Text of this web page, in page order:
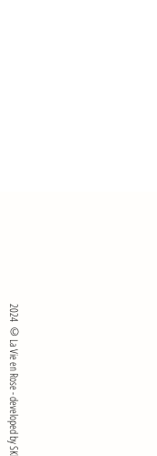
2024 ©La Vie en Rose - developed by SKlié sro